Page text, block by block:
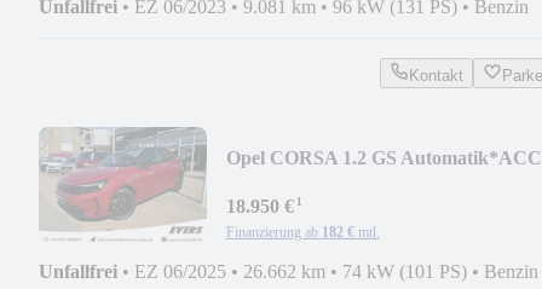
Unfallfrei • EZ 06/2023 • 9.081 km • 96 kW (131 PS) • Benzin
Kontakt
Opel CORSA 1.2 GS Automatik*ACC
18.950 €¹
Finanzierung ab 182 € mtl.
Unfallfrei • EZ 06/2025 • 26.662 km • 74 kW (101 PS) • Benzin